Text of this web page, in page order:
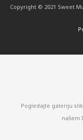
Copyright © 2021 Sweet
Pogledajte galeriju
našem